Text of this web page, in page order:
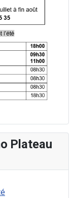
Plateau